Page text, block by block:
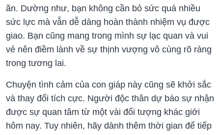
ăn. Dường như, bạn không cần bỏ sức quá nhiều
sức lực mà vẫn dễ dàng hoàn thành nhiệm vụ được
giao. Bạn cũng mang trong mình sự lạc quan và vui
vẻ nên điềm lành về sự thịnh vượng vô cùng rõ ràng
trong tương lai.
Chuyện tình cảm của con giáp này cũng sẽ khởi sắc
và thay đổi tích cực. Người độc thân dự báo sự nhận
được sự quan tâm từ một vài đối tượng khác giới
hôm nay. Tuy nhiên, hãy dành thêm thời gian để tiếp